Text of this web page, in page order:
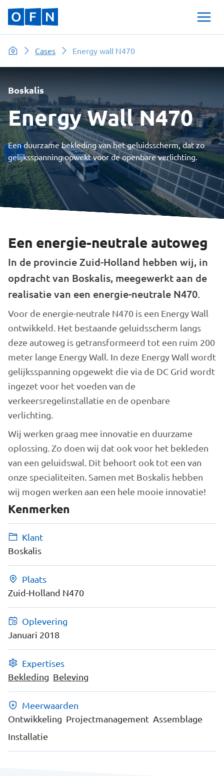
Cases Energy wall N470
Boskalis
Energy Wall N470
Een duurzame bekleding van het geluidsscherm, dat zo
gelijksspanning opwekt voor de openbare verlichting.
Een energie-neutrale autoweg
In de provincie Zuid-Holland hebben wij, in
opdracht van Boskalis, meegewerkt aan de
realisatie van een energie-neutrale N470.
Voor de energie-neutrale N470 is een Energy Wall
ontwikkeld. Het bestaande geluidsscherm langs
deze autoweg is getransformeerd tot een ruim 200
meter lange Energy Wall. In deze Energy Wall wordt
gelijksspanning opgewekt die via de DC Grid wordt
ingezet voor het voeden van de
verkeersregelinstallatie en de openbare
verlichting.
Wij werken graag mee innovatie en duurzame
oplossing. Zo doen wij dat ook voor het bekleden
van een geluidswal. Dit behoort ook tot een van
onze specialiteiten. Samen met Boskalis hebben
wij mogen werken aan een hele mooie innovatie!
Kenmerken
Klant
Boskalis
Plaats
Zuid-Holland N470
Oplevering
Januari 2018
Expertises
Bekleding Beleving
Meerwaarden
Ontwikkeling Projectmanagement Assemblage
Installatie